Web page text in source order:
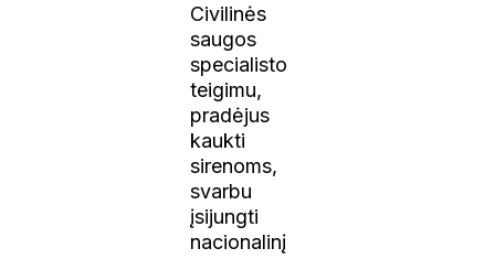
Civilinės
saugos
specialisto
teigimu,
pradėjus
kaukti
sirenoms,
svarbu
įsijungti
nacionalinį